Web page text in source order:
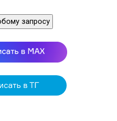
запросу